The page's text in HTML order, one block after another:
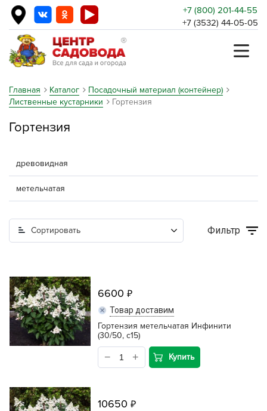
+7 (800) 201-44-55
+7 (3532) 44-05-05
Главная Каталог
Посадочный материал (контейнер)
Лиственные кустарники
Гортензия
Гортензия
древовидная
метельчатая
Сортировать Фильтр
6600
Товар доставим
Гортензия метельчатая Инфинити
(30/50, с15)
Купить
10650